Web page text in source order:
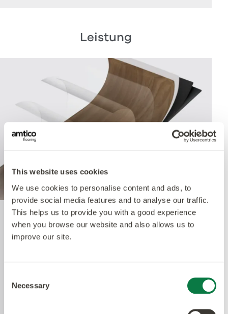
This website uses cookies
We use cookies to personalise content and ads, to
provide social media features and to analyse our traffic.
This helps us to provide you with a good experience
when you browse our website and also allows us to
improve our site.
Selection
Necessary
Leistung
Quantum Guard Elite
Die Krönung unseres Multiple Performance